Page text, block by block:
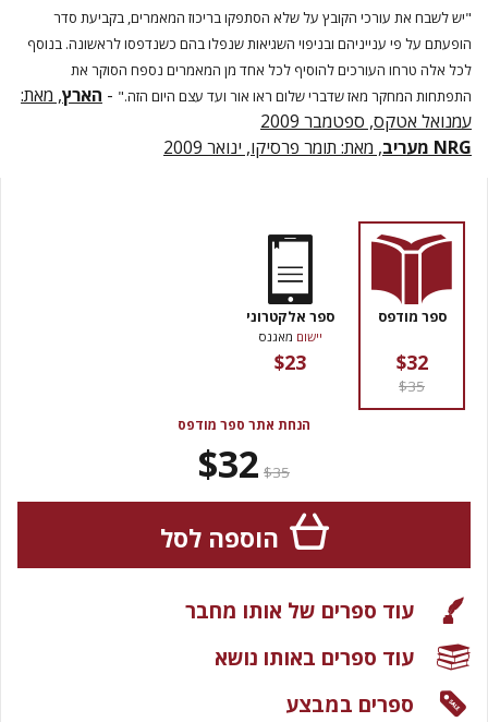
"יש לשבח את עורכי הקובץ על שלא הסתפקו בריכוז המאמרים, בקביעת סדר
הופעתם על פי ענייניהם ובניפוי השגיאות שנפלו בהם כשנדפסו לראשונה. בנוסף
לכל אלה טרחו העורכים להוסיף לכל אחד מן המאמרים נספח הסוקר את
התפתחות המחקר מאז שדברי שלום ראו אור ועד עצם היום הזה." - הארץ, מאת:
עמנואל אטקס, ספטמבר 2009
NRG מעריב
, מאת: תומר פרסיקו, ינואר 2009
ספר מודפס
$32
$35
ספר אלקטרוני
יישום מאגנס
$23
הנחת אתר ספר מודפס
$35
$32
הוספה לסל
עוד ספרים של אותו מחבר
עוד ספרים באותו נושא
ספרים במבצע